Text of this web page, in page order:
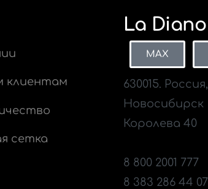
клиентам
сетка
La Diano
MAX
630015. Россия,
Новосибирск
Королева 40
8 800 2001 777
8 383 286 44 07